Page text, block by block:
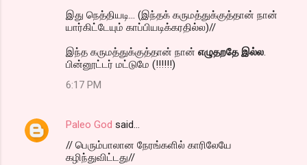
இது நெத்தியடி... (இந்தக் கருமத்துக்குத்தான் நான்
யார்கிட்டேயும் காப்பியடிக்கரதில்ல)//
இந்த கருமத்துக்குத்தான் நான் எழுதறதே இல்ல.
பின்னூட்டர் மட்டுமே (!!!!!!)
6:17 PM
Paleo God said…
// பெரும்பாலான நேரங்களில் காரிலேயே
கழிந்துவிட்டது//